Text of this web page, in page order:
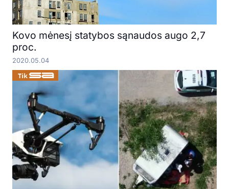
Kovo mėnesį statybos sąnaudos augo 2,7
proc.
2020.05.04